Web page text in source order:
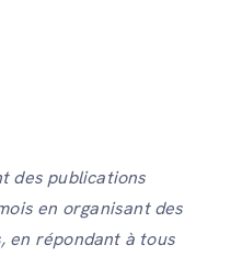
des publications
en organisant des
en répondant à tous